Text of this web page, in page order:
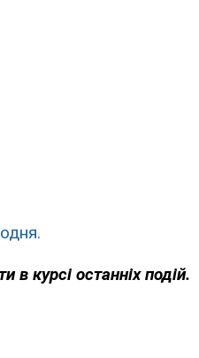
в курсі останніх подій.